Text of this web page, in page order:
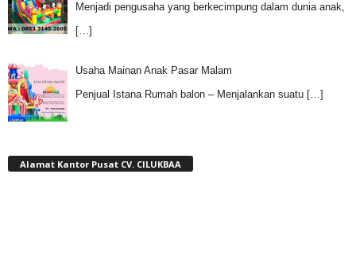
Menjadi pengusaha yang berkecimpung dalam dunia anak,
[…]
Usaha Mainan Anak Pasar Malam
Penjual Istana Rumah balon – Menjalankan suatu […]
Alamat Kantor Pusat CV. CILUKBAA